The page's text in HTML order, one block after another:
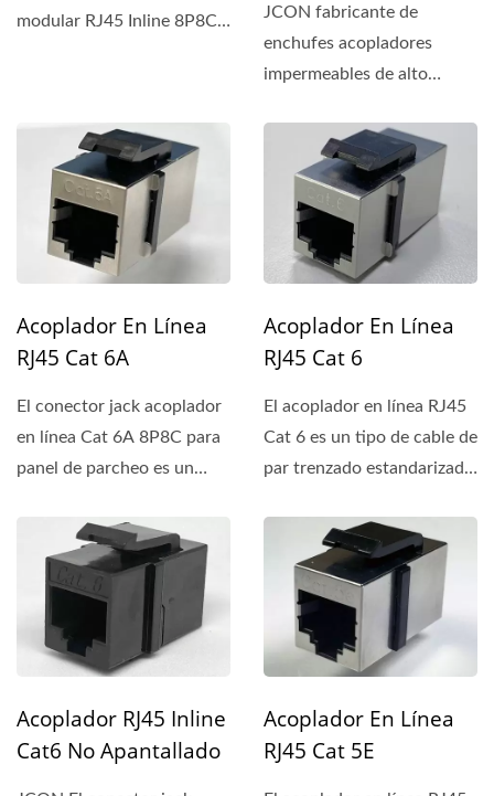
modular RJ45 Inline 8P8C
JCON fabricante de
enchufes acopladores
impermeables de alto
para durabilidad,...
Acoplador En Línea
RJ45 Cat 6A
El conector jack acoplador
en línea Cat 6A 8P8C para
panel de parcheo es un
Acoplador En Línea
RJ45 Cat 6
El acoplador en línea RJ45
Cat 6 es un tipo de cable de
par trenzado estandarizado
Acoplador RJ45 Inline
Cat6 No Apantallado
Acoplador En Línea
RJ45 Cat 5E